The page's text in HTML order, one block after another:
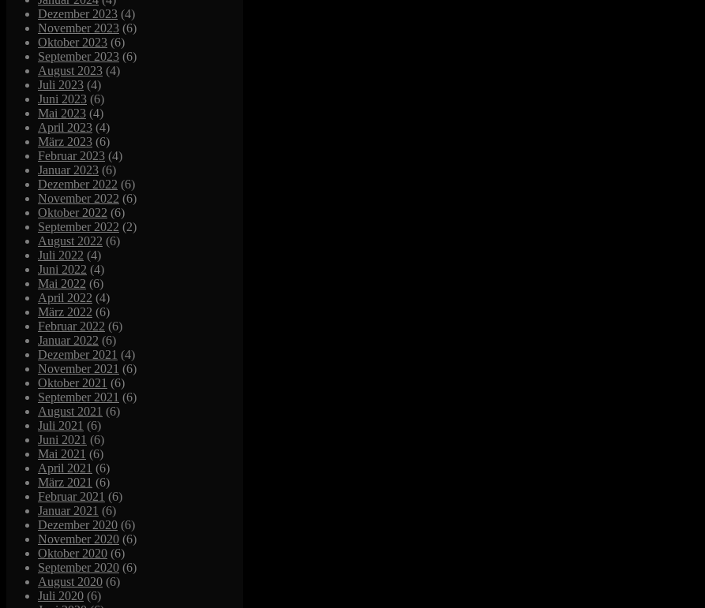
Dezember 2023 (4)
November 2023 (6)
Oktober 2023 (6)
September 2023 (6)
August 2023 (4)
Juli 2023 (4)
Juni 2023 (6)
Mai 2023 (4)
April 2023 (4)
März 2023 (6)
Februar 2023 (4)
Januar 2023 (6)
Dezember 2022 (6)
November 2022 (6)
Oktober 2022 (6)
September 2022 (2)
August 2022 (6)
Juli 2022 (4)
Juni 2022 (4)
Mai 2022 (6)
April 2022 (4)
März 2022 (6)
Februar 2022 (6)
Januar 2022 (6)
Dezember 2021 (4)
November 2021 (6)
Oktober 2021 (6)
September 2021 (6)
August 2021 (6)
Juli 2021 (6)
Juni 2021 (6)
Mai 2021 (6)
April 2021 (6)
März 2021 (6)
Februar 2021 (6)
Januar 2021 (6)
Dezember 2020 (6)
November 2020 (6)
Oktober 2020 (6)
September 2020 (6)
August 2020 (6)
Juli 2020 (6)